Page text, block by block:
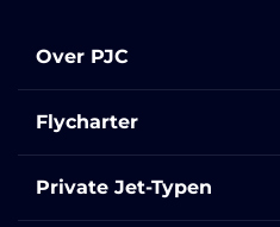
Over PJC
Flycharter
Private Jet-Typen